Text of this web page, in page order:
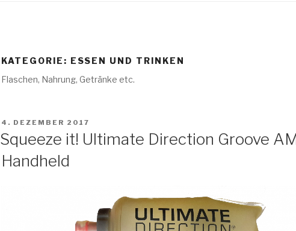
KATEGORIE: ESSEN UND TRINKEN
Flaschen, Nahrung, Getränke etc.
VERÖFFENTLICHT
AM
4. DEZEMBER 2017
Squeeze it! Ultimate Direction Groove
Handheld